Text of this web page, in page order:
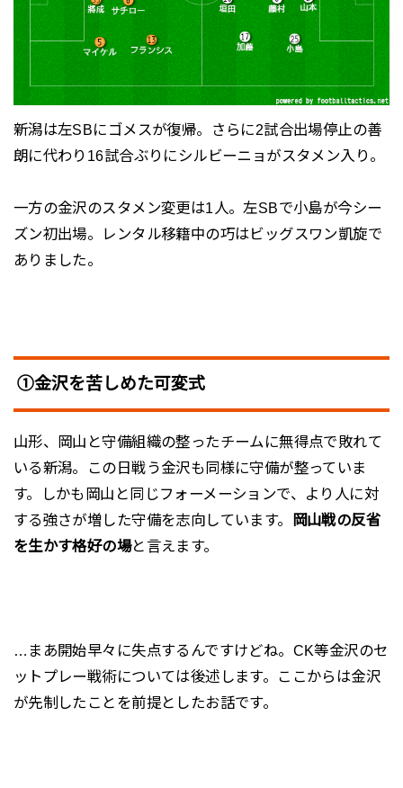
新潟は左SBにゴメスが復帰。さらに2試合出場停止の善
朗に代わり16試合ぶりにシルビーニョがスタメン入り。
一方の金沢のスタメン変更は1人。左SBで小島が今シー
ズン初出場。レンタル移籍中の巧はビッグスワン凱旋で
ありました。
①金沢を苦しめた可変式
山形、岡山と守備組織の整ったチームに無得点で敗れて
いる新潟。この日戦う金沢も同様に守備が整っていま
す。しかも岡山と同じフォーメーションで、より人に対
する強さが増した守備を志向しています。
岡山戦の反省
を生かす格好の場と言えます。
…まあ開始早々に失点するんですけどね。CK等金沢のセ
ットプレー戦術については後述します。ここからは金沢
が先制したことを前提としたお話です。